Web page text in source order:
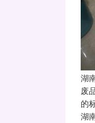
湖
废
的
湖